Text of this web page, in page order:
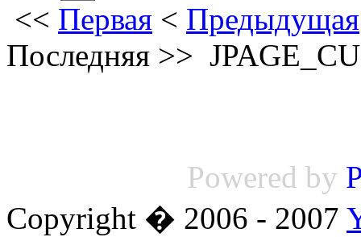
<< Первая < Предыдущая
Последняя >>
Powered by
Copyright � 2006 - 2007